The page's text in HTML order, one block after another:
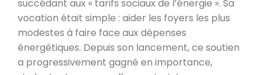
succédant aux « tarifs sociaux de l’énergie ». Sa
vocation était simple : aider les foyers les plus
modestes à faire face aux dépenses
énergétiques. Depuis son lancement, ce soutien
a progressivement gagné en importance,